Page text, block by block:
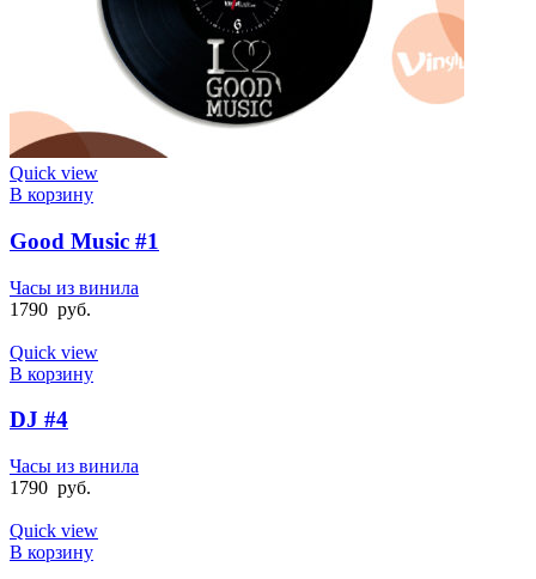
Quick view
В корзину
Good Music #1
Часы из винила
1790 руб.
Quick view
В корзину
DJ #4
Часы из винила
1790 руб.
Quick view
В корзину